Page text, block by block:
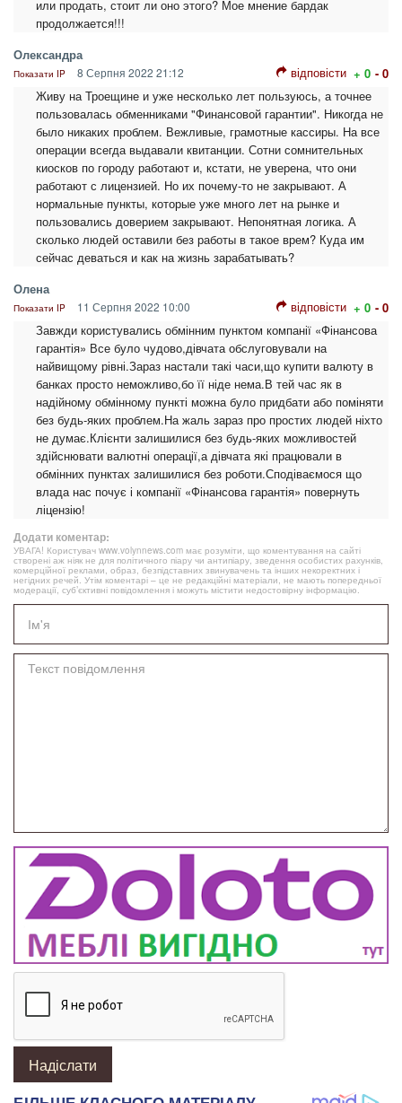
или продать, стоит ли оно этого? Мое мнение бардак
продолжается!!!
Олександра
Показати IP 8 Серпня 2022 21:12 відповісти + 0 - 0
Живу на Троещине и уже несколько лет пользуюсь, а точнее
пользовалась обменниками "Финансовой гарантии". Никогда не
было никаких проблем. Вежливые, грамотные кассиры. На все
операции всегда выдавали квитанции. Сотни сомнительных
киосков по городу работают и, кстати, не уверена, что они
работают с лицензией. Но их почему-то не закрывают. А
нормальные пункты, которые уже много лет на рынке и
пользовались доверием закрывают. Непонятная логика. А
сколько людей оставили без работы в такое врем? Куда им
сейчас деваться и как на жизнь зарабатывать?
Олена
Показати IP 11 Серпня 2022 10:00 відповісти + 0 - 0
Завжди користувались обмінним пунктом компанії «Фінансова
гарантія» Все було чудово,дівчата обслуговували на
найвищому рівні.Зараз настали такі часи,що купити валюту в
банках просто неможливо,бо її ніде нема.В тей час як в
надійному обмінному пункті можна було придбати або поміняти
без будь-яких проблем.На жаль зараз про простих людей ніхто
не думає.Клієнти залишилися без будь-яких можливостей
здійснювати валютні операції,а дівчата які працювали в
обмінних пунктах залишилися без роботи.Сподіваємося що
влада нас почує і компанії «Фінансова гарантія» повернуть
ліцензію!
Додати коментар:
УВАГА! Користувач www.volynnews.com має розуміти, що коментування на сайті
створені аж ніяк не для політичного піару чи антипіару, зведення особистих рахунків,
комерційної реклами, образ, безпідставних звинувачень та інших некоректних і
негідних речей. Утім коментарі – це не редакційні матеріали, не мають попередньої
модерації, суб’єктивні повідомлення і можуть містити недостовірну інформацію.